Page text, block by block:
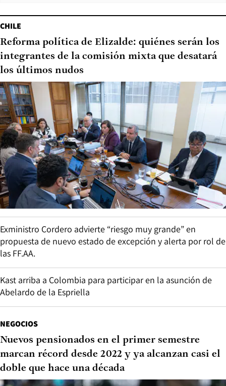
CHILE
Reforma política de Elizalde: quiénes serán los
integrantes de la comisión mixta que desatará
los últimos nudos
Exministro Cordero advierte “riesgo muy grande” en
propuesta de nuevo estado de excepción y alerta por rol de
las FF.AA.
Kast arriba a Colombia para participar en la asunción de
Abelardo de la Espriella
NEGOCIOS
Nuevos pensionados en el primer semestre
marcan récord desde 2022 y ya alcanzan casi el
doble que hace una década